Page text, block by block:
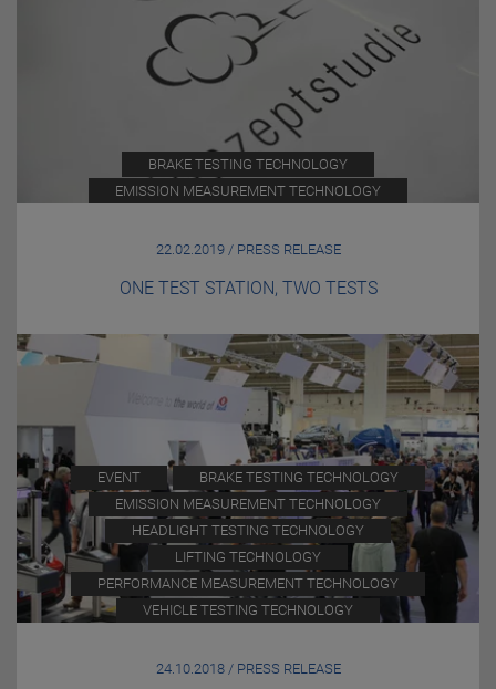
BRAKE TESTING TECHNOLOGY
EMISSION MEASUREMENT TECHNOLOGY
22.02.2019 / PRESS RELEASE
ONE TEST STATION, TWO TESTS
EVENT
BRAKE TESTING TECHNOLOGY
EMISSION MEASUREMENT TECHNOLOGY
HEADLIGHT TESTING TECHNOLOGY
LIFTING TECHNOLOGY
PERFORMANCE MEASUREMENT TECHNOLOGY
VEHICLE TESTING TECHNOLOGY
24.10.2018 / PRESS RELEASE